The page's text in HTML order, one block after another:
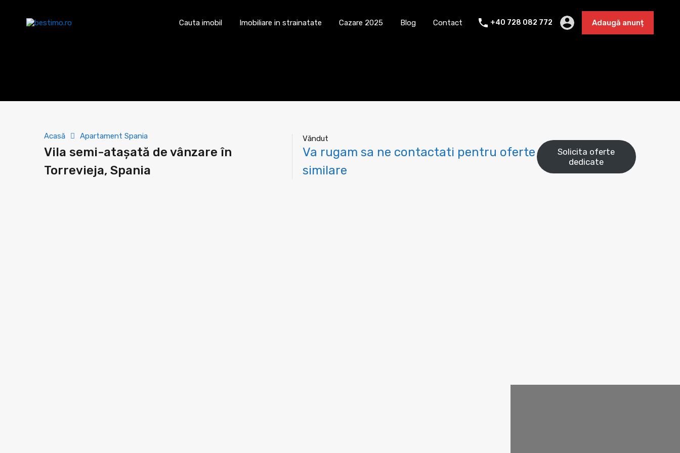
Cauta imobil Imobiliare in strainatate Cazare 2025 Blog Contact Adaugă anunț
Cauta imobil Imobiliare in strainatate Cazare 2025 Blog Contact +40 728 082 772 Adaugă anunț
Acasă Apartament Spania
Vila semi-atașată de vânzare în
Torrevieja, Spania
Văndut
Va rugam sa ne contactati pentru oferte
similare
Solicita oferte
dedicate